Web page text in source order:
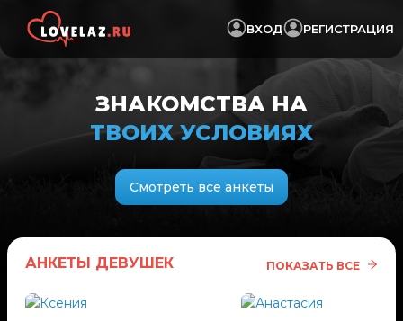
ВХОД РЕГИСТРАЦИЯ
ЗНАКОМСТВА НА
ТВОИХ УСЛОВИЯХ
Смотреть все анкеты
АНКЕТЫ ДЕВУШЕК ПОКАЗАТЬ ВСЕ